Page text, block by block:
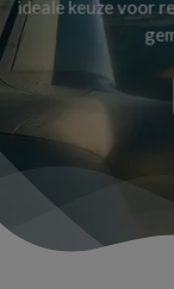
ideale keuze voor